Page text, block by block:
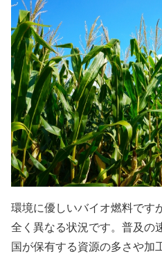
環境に優しいバイオ燃料です
全く異なる状況です。普及の
国が保有する資源の多さや加